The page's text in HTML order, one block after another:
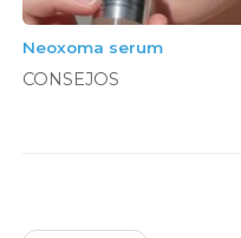
Neoxoma serum
CONSEJOS